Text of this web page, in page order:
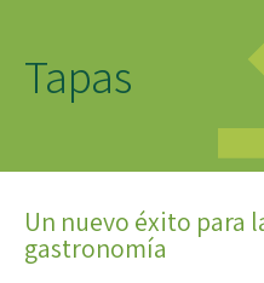
Tapas
Un nuevo éxito para
gastronomía